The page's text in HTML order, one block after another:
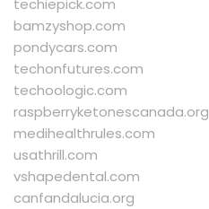
techiepick.com
bamzyshop.com
pondycars.com
techonfutures.com
techoologic.com
raspberryketonescanada.org
medihealthrules.com
usathrill.com
vshapedental.com
canfandalucia.org